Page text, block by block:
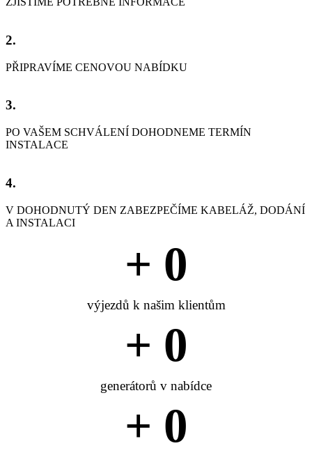
2.
PŘIPRAVÍME CENOVOU NABÍDKU
3.
PO VAŠEM SCHVÁLENÍ DOHODNEME TERMÍN
INSTALACE
4.
V DOHODNUTÝ DEN ZABEZPEČÍME KABELÁŽ, DODÁNÍ
A INSTALACI
+ 0
výjezdů k našim klientům
+ 0
generátorů v nabídce
+ 0